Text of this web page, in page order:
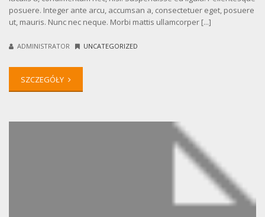
posuere. Integer ante arcu, accumsan a, consectetuer eget, posuere
ut, mauris. Nunc nec neque. Morbi mattis ullamcorper [...]
ADMINISTRATOR UNCATEGORIZED
SZCZEGÓŁY